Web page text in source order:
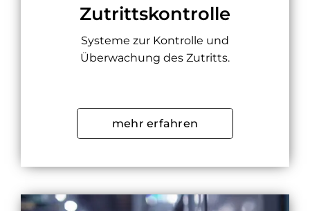
Zutrittskontrolle
Systeme zur Kontrolle und
Überwachung des Zutritts.
mehr erfahren